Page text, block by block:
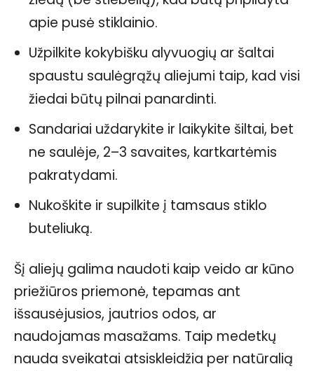
apie pusė stiklainio.
Užpilkite kokybišku alyvuogių ar šaltai
spaustu saulėgrąžų aliejumi taip, kad visi
žiedai būtų pilnai panardinti.
Sandariai uždarykite ir laikykite šiltai, bet
ne saulėje, 2–3 savaites, kartkartėmis
pakratydami.
Nukoškite ir supilkite į tamsaus stiklo
buteliuką.
Šį aliejų galima naudoti kaip veido ar kūno
priežiūros priemonė, tepamas ant
išsausėjusios, jautrios odos, ar
naudojamas masažams. Taip medetkų
nauda sveikatai atsiskleidžia per natūralią